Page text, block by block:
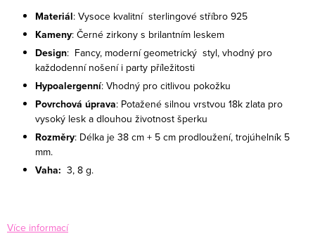
Materiál: Vysoce kvalitní sterlingové stříbro 925
Kameny: Černé zirkony s brilantním leskem
Design: Fancy, moderní geometrický styl, vhodný pro
každodenní nošení i party příležitosti
Hypoalergenní: Vhodný pro citlivou pokožku
Povrchová úprava: Potažené silnou vrstvou 18k zlata pro
vysoký lesk a dlouhou životnost šperku
Rozměry: Délka je 38 cm + 5 cm prodloužení, trojúhelník 5
mm.
Vaha: 3, 8 g.
Více informací